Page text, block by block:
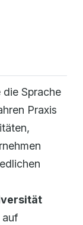
Sprache
Praxis
auf